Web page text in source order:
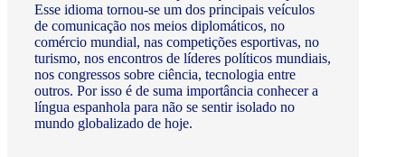
Esse idioma tornou-se um dos principais veículos
de comunicação nos meios diplomáticos, no
comércio mundial, nas competições esportivas, no
turismo, nos encontros de líderes políticos mundiais,
nos congressos sobre ciência, tecnologia entre
outros. Por isso é de suma importância conhecer a
língua espanhola para não se sentir isolado no
mundo globalizado de hoje.